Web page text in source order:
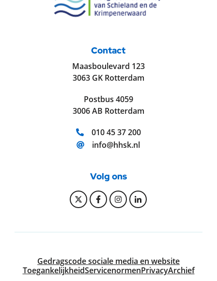
Contact
Maasboulevard 123
3063 GK Rotterdam
Postbus 4059
3006 AB Rotterdam
Telefoonnummer:
010 45 37 200
E-mailadres:
info@hhsk.nl
Volg ons
Bekijk onze Twitter pagina
Bekijk onze Facebook
Bekijk onze Instagram
Bekijk onze
Gedragscode sociale media en website
ToegankelijkheidServicenormenPrivacyArchief